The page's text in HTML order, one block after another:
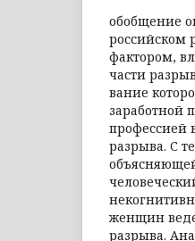
обобщение
российском
фактором,
части
вание
заработной
профессией
разрыва. С
женщин
разрыва.